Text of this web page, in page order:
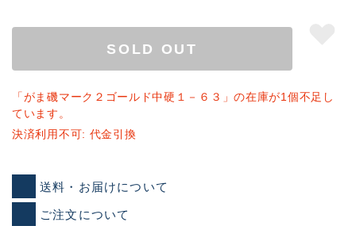
SOLD OUT
「がま磯マーク２ゴールド中硬１－６３」の在庫が1個不足し
ています。
決済利用不可: 代金引換
送料・お届けについて
ご注文について